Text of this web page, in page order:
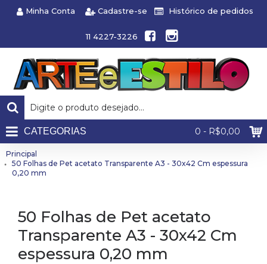
Minha Conta Cadastre-se Histórico de pedidos
11 4227-3226
0 - R$0,00
CATEGORIAS
Principal
50 Folhas de Pet acetato Transparente A3 - 30x42 Cm espessura
0,20 mm
50 Folhas de Pet acetato
Transparente A3 - 30x42 Cm
espessura 0,20 mm